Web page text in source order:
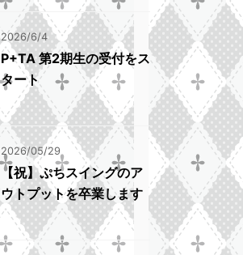
2026/6/4
P+TA 第2期生の受付をス
タート
2026/05/29
【祝】ぷちスイングのア
ウトプットを卒業します